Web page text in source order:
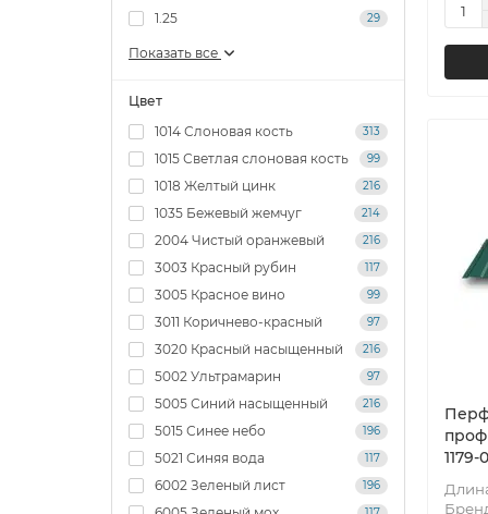
1.25 29
Показать все
Цвет
1014 Слоновая кость
313
1015 Светлая слоновая кость 99
1018 Желтый цинк 216
1035 Бежевый жемчуг 214
2004 Чистый оранжевый 216
3003 Красный рубин 117
3005 Красное вино 99
3011 Коричнево-красный 97
3020 Красный насыщенный 216
5002 Ультрамарин 97
5005 Синий насыщенный 216
5015 Синее небо 196
5021 Синяя вода 117
6002 Зеленый лист 196